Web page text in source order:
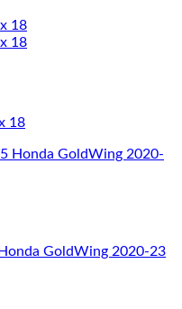
18
GoldWing 2020-23